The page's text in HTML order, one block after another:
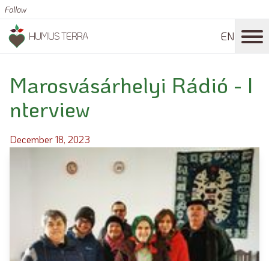
Follow
HUMUS TERRA EN
Marosvásárhelyi Rádió - I
nterview
December 18, 2023